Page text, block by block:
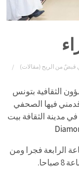
قبضٌ من الريح (مقالات)
الثقافية بتونس
فيها الصحفي
في مدينة الثقافة بيت
الرابعة فجرا ومن